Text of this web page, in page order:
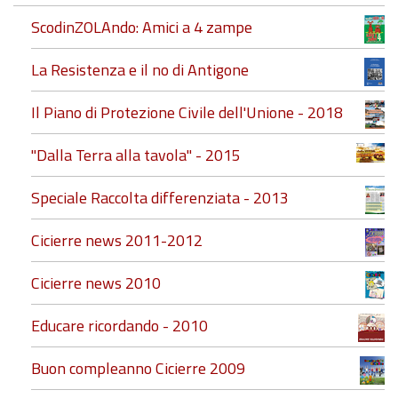
ScodinZOLAndo: Amici a 4 zampe
La Resistenza e il no di Antigone
Il Piano di Protezione Civile dell'Unione - 2018
"Dalla Terra alla tavola" - 2015
Speciale Raccolta differenziata - 2013
Cicierre news 2011-2012
Cicierre news 2010
Educare ricordando - 2010
Buon compleanno Cicierre 2009